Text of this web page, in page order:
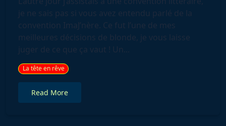
je ne sais pas si vous avez entendu parlé de la
convention ImaJ’nère. Ce fut l’une de mes
meilleures décisions de blonde, je vous laisse
juger de ce que ça vaut ! Un...
La tête en rêve
Read More